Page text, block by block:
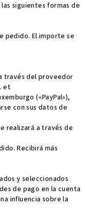
siguientes formas de
pedido. El importe se
través del proveedor
et
(«PayPal»),
con sus datos de
realizará a través de
Recibirá más
y seleccionados
de pago en la cuenta
influencia sobre la